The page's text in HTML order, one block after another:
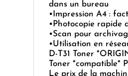
dans un bureau
•Impression A4 :
•Photocopie rapide
•Scan pour
•Utilisation en
D-T31 Toner
Toner *compatible*
Le prix de la